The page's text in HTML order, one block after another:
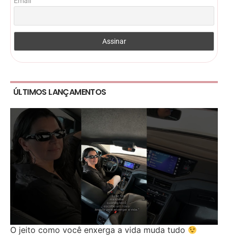
ÚLTIMOS LANÇAMENTOS
O jeito como você enxerga a vida muda tudo